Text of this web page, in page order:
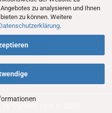
zu analysieren und Ihnen
zu können. Weitere
.